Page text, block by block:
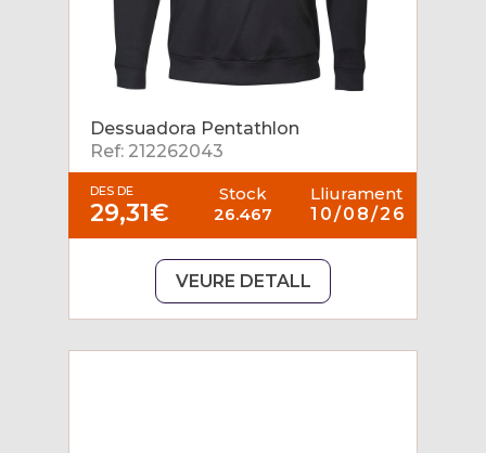
Dessuadora Pentathlon
Ref: 212262043
DES DE
29,31€
Stock
26.467
Lliurament
10/08/26
VEURE DETALL